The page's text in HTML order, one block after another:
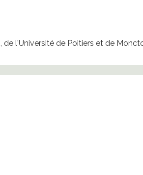
l'Université de Poitiers et de